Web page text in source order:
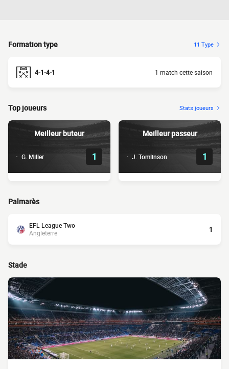
Formation type 11 Type
4-1-4-1 1 match cette saison
Top joueurs Stats joueurs
Meilleur buteur
G. Miller 1
Meilleur passeur
J. Tomlinson 1
Palmarès
EFL League Two
Angleterre
1
Stade